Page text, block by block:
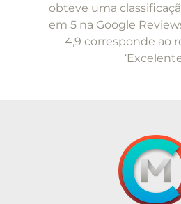
obteve uma
em 5 na Google
4,9 corresponde ao